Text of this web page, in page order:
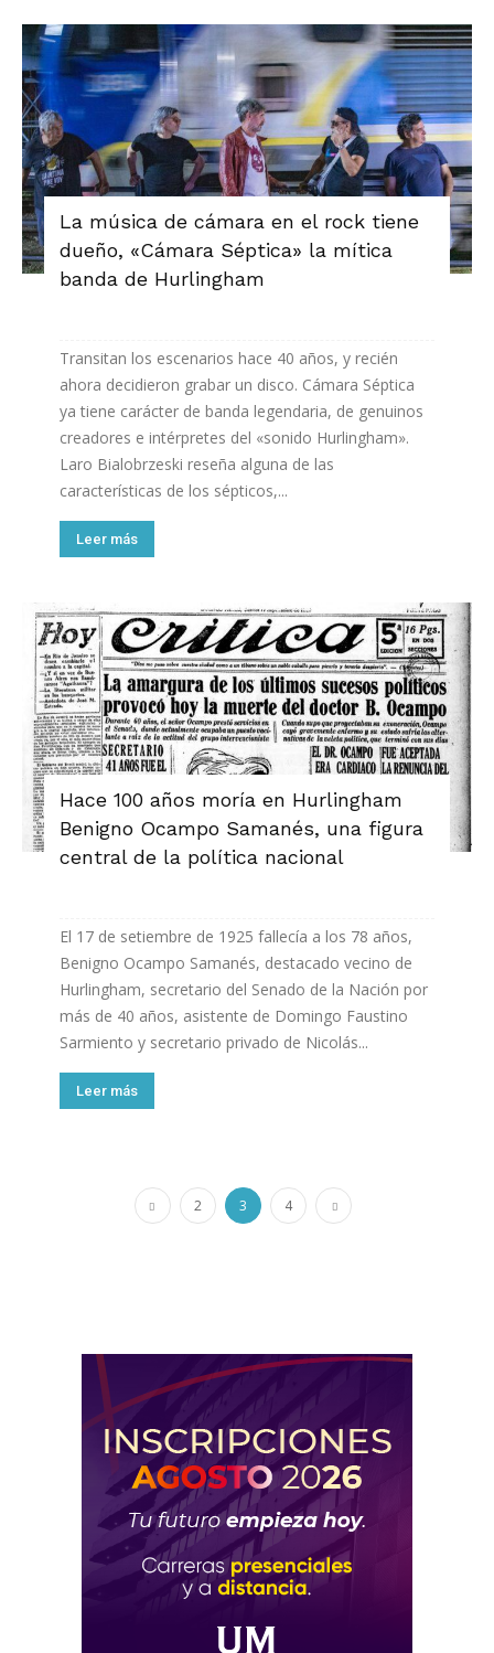
La música de cámara en el rock tiene
dueño, «Cámara Séptica» la mítica
banda de Hurlingham
Transitan los escenarios hace 40 años, y recién
ahora decidieron grabar un disco. Cámara Séptica
ya tiene carácter de banda legendaria, de genuinos
creadores e intérpretes del «sonido Hurlingham».
Laro Bialobrzeski reseña alguna de las
características de los sépticos,...
Leer más
Hace 100 años moría en Hurlingham
Benigno Ocampo Samanés, una figura
central de la política nacional
El 17 de setiembre de 1925 fallecía a los 78 años,
Benigno Ocampo Samanés, destacado vecino de
Hurlingham, secretario del Senado de la Nación por
más de 40 años, asistente de Domingo Faustino
Sarmiento y secretario privado de Nicolás...
Leer más
2 3 4